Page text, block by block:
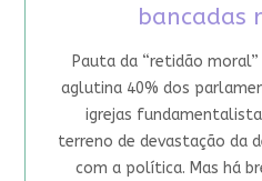
bancadas
Pauta da “retidão
aglutina 40% dos
igrejas
terreno de devastação da
com a política. Mas há